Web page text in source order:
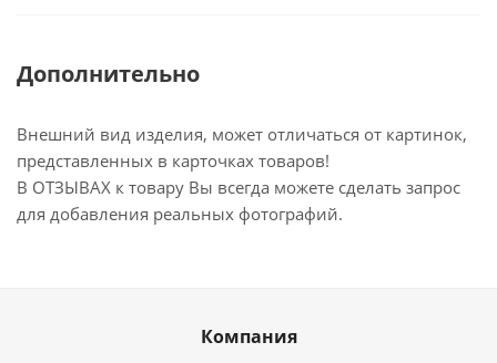
Дополнительно
Внешний вид изделия, может отличаться от картинок,
представленных в карточках товаров!
В ОТЗЫВАХ к товару Вы всегда можете сделать запрос
для добавления реальных фотографий.
Компания